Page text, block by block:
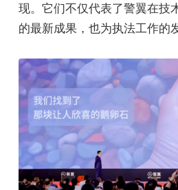
现。它们不仅代表了警翼在技
的最新成果，也为执法工作的